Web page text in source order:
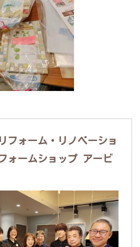
フォーム・リノベーショ
ォームショップ アービ